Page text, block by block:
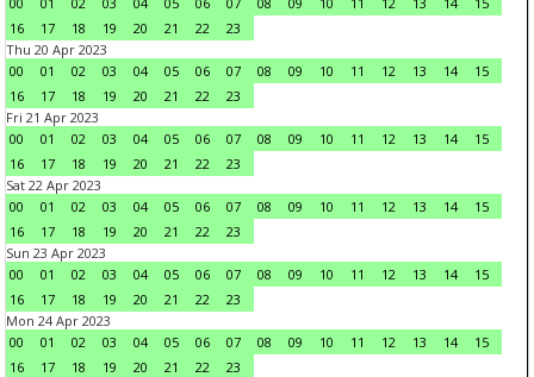
16
17 18 19 20 21 22
23
Thu 20 Apr 2023
00
01 02 03 04 05 06 07 08 09 10 11 12 13 14
15
16
17 18 19 20 21 22
23
Fri 21 Apr 2023
00
01 02 03 04 05 06 07 08 09 10 11 12 13 14
15
16
17 18 19 20 21 22
23
Sat 22 Apr 2023
00
01 02 03 04 05 06 07 08 09 10 11 12 13 14
15
16
17 18 19 20 21 22
23
Sun 23 Apr 2023
00
01 02 03 04 05 06 07 08 09 10 11 12 13 14
15
16
17 18 19 20 21 22
23
Mon 24 Apr 2023
00
01 02 03 04 05 06 07 08 09 10 11 12 13 14
15
16
17 18 19 20 21 22
23